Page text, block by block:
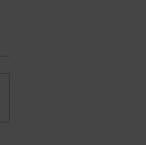
se reserva el derecho de